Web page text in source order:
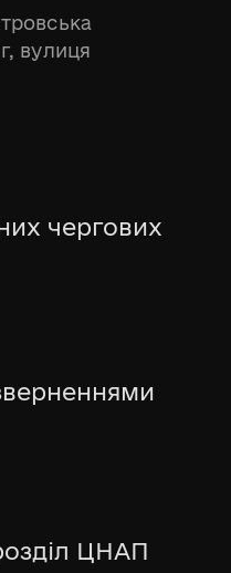
вулиця
чергових
ЦНАП